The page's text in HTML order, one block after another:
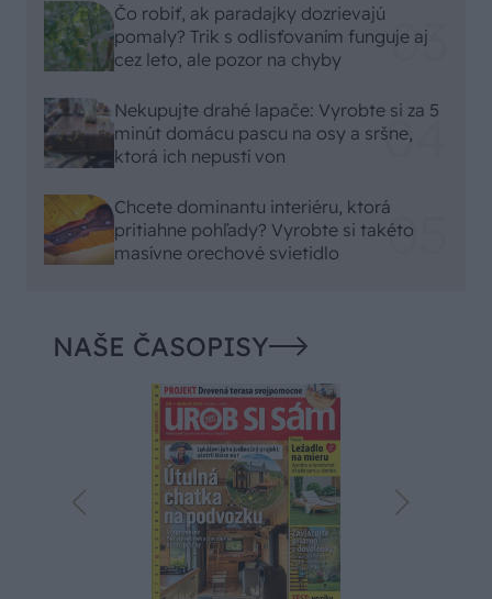
Čo robiť, ak paradajky dozrievajú
pomaly? Trik s odlisťovaním funguje aj
cez leto, ale pozor na chyby
Nekupujte drahé lapače: Vyrobte si za 5
minút domácu pascu na osy a sršne,
ktorá ich nepustí von
Chcete dominantu interiéru, ktorá
pritiahne pohľady? Vyrobte si takéto
masívne orechové svietidlo
NAŠE ČASOPISY